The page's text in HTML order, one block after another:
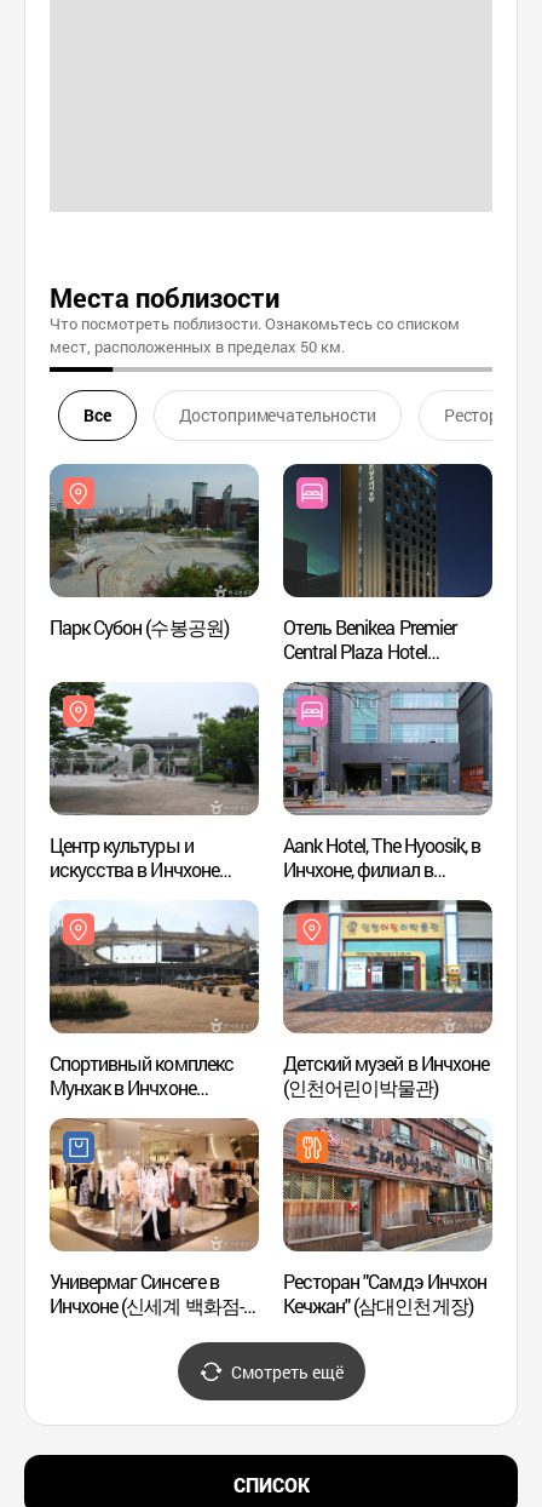
Места поблизости
Что посмотреть поблизости. Ознакомьтесь со списком
мест, расположенных в пределах 50 км.
Все Достопримечательности Ресторан
Парк Субон (수봉공원)
Отель Benikea Premier
Central Plaza Hotel
(베니키아 프리미어
센트럴 프라자 호텔)
Центр культуры и
искусства в Инчхоне
(인천문화예술회관)
Aank Hotel, The Hyoosik, в
Инчхоне, филиал в
районе Куволь (더휴식
아늑호텔 인천구월점)
Спортивный комплекс
Мунхак в Инчхоне
(Стадион Кубка мира в
Инчхоне) (인천문학경기장
(인천월드컵경기장))
Детский музей в Инчхоне
(인천어린이박물관)
Универмаг Синсеге в
Инчхоне (신세계 백화점-
Ресторан "Самдэ Инчхон
Кечжан" (삼대인천게장)
Смотреть ещё
СПИСОК